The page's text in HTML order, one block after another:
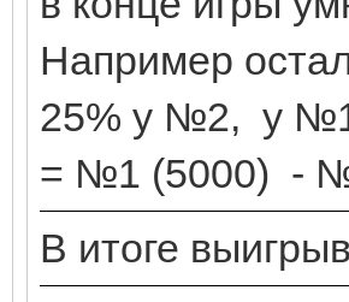
Например
25% у №2, у
= №1 (5000) -
В итоге